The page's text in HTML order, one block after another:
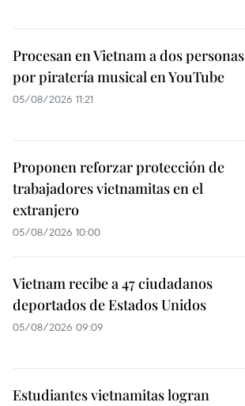
Procesan en Vietnam a dos personas
por piratería musical en YouTube
05/08/2026 11:21
Proponen reforzar protección de
trabajadores vietnamitas en el
extranjero
05/08/2026 10:00
Vietnam recibe a 47 ciudadanos
deportados de Estados Unidos
05/08/2026 09:09
Estudiantes vietnamitas logran